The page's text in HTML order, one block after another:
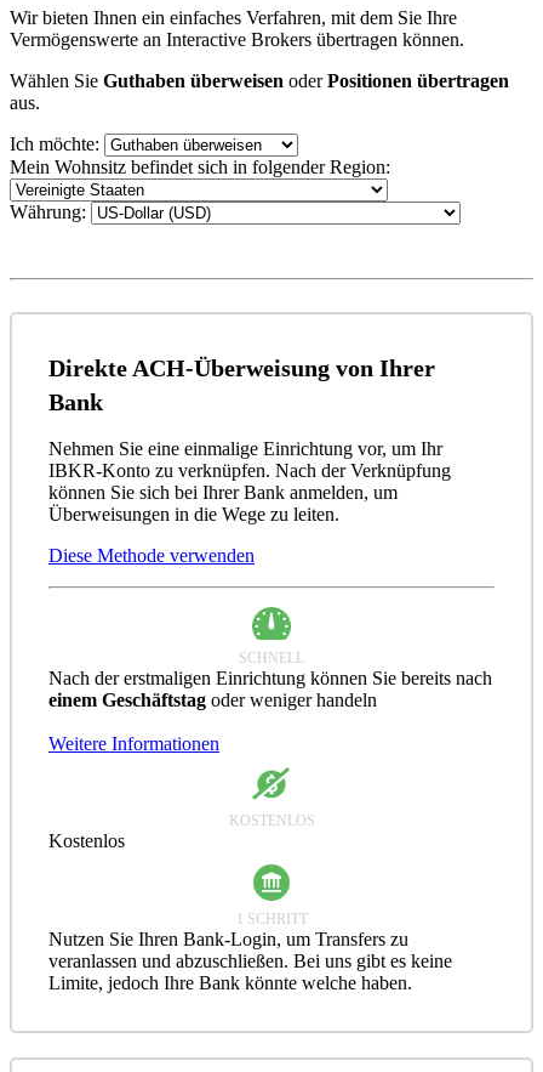
Wir bieten Ihnen ein einfaches Verfahren, mit dem Sie Ihre
Vermögenswerte an Interactive Brokers übertragen können.
Wählen Sie Guthaben überweisen oderPositionen übertragen
aus.
Ich möchte:
Mein Wohnsitz befindet sich in folgender Region:
Währung:
Direkte ACH-Überweisung von Ihrer
Bank
Nehmen Sie eine einmalige Einrichtung vor, um Ihr
IBKR-Konto zu verknüpfen. Nach der Verknüpfung
können Sie sich bei Ihrer Bank anmelden, um
Überweisungen in die Wege zu leiten.
Diese Methode verwenden
SCHNELL
Nach der erstmaligen Einrichtung können Sie bereits nach
einem Geschäftstag oder weniger handeln
Weitere Informationen
KOSTENLOS
Kostenlos
1 SCHRITT
Nutzen Sie Ihren Bank-Login, um Transfers zu
veranlassen und abzuschließen. Bei uns gibt es keine
Limite, jedoch Ihre Bank könnte welche haben.